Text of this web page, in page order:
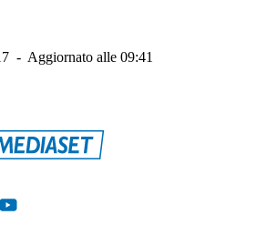
- Aggiornato alle 09:41